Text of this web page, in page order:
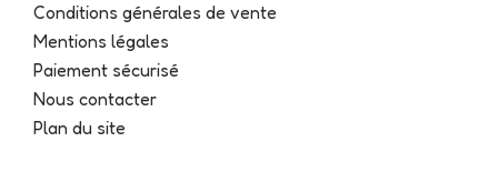
Conditions générales de vente
Mentions légales
Paiement sécurisé
Nous contacter
Plan du site